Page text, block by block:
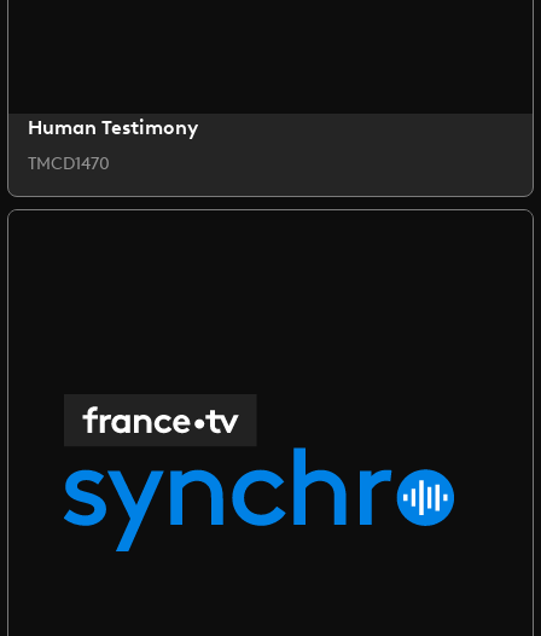
Human Testimony
TMCD1470